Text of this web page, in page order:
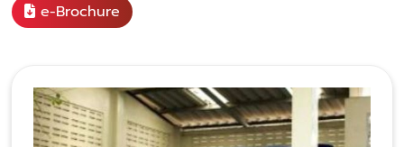
e-Brochure